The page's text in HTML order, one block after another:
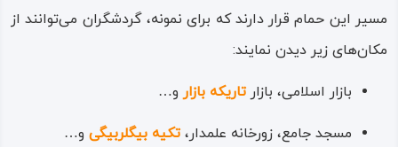
مسیر این حمام قرار دارند که برای نمونه، گردشگران می‌توانند از
مکان‌های زیر دیدن نمایند:
بازار اسلامی، بازارتاریکه‌ بازارو…
مسجد جامع، زورخانه علمدار،تکیه بیگلربیگی و…